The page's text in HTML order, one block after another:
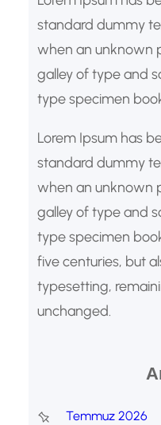
standard dummy
when an unknown
galley of type and
type specimen
Lorem Ipsum has
standard dummy
when an unknown
galley of type and
type specimen
five centuries, but
typesetting,
unchanged.
Temmuz 2026